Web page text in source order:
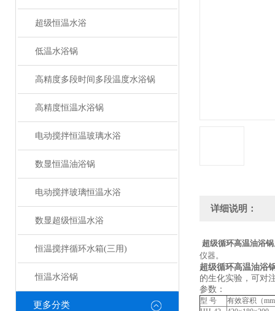
超级恒温水浴
低温水浴锅
高精度多段时间多段温度水浴锅
高精度恒温水浴锅
电动搅拌恒温玻璃水浴
数显恒温油浴锅
电动搅拌玻璃恒温水浴
数显超级恒温水浴
恒温搅拌循环水箱(三用)
恒温水浴锅
更多分类
详细说明：
超级循环高温油浴锅
仪器。
超级循环高温油浴
的生化实验，可对
参数：
型 号
有效容积（